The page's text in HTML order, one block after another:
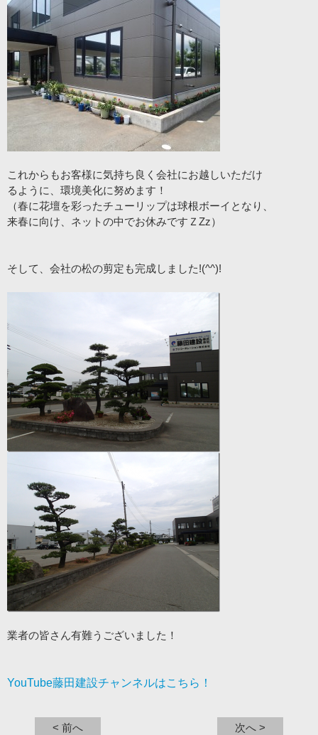
これからもお客様に気持ち良く会社にお越しいただけ
るように、環境美化に努めます！
（春に花壇を彩ったチューリップは球根ボーイとなり、
来春に向け、ネットの中でお休みですＺZz）
そして、会社の松の剪定も完成しました!(^^)!
業者の皆さん有難うございました！
YouTube藤田建設チャンネルはこちら！
< 前へ 次へ >